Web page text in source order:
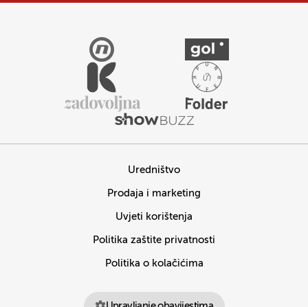
Uredništvo
Prodaja i marketing
Uvjeti korištenja
Politika zaštite privatnosti
Politika o kolačićima